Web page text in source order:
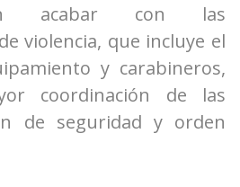
acabar con las
violencia, que incluye el
y carabineros,
coordinación de las
de seguridad y orden